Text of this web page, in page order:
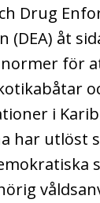
Drug
(DEA) åt
för
i
har utlöst